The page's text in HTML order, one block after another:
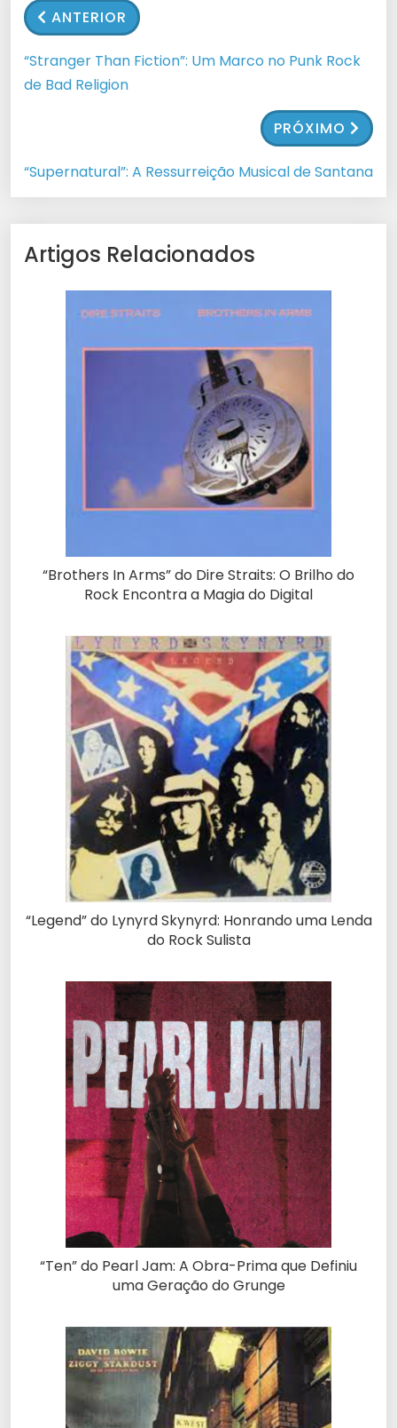
ANTERIOR
“Stranger Than Fiction”: Um Marco no Punk Rock
de Bad Religion
PRÓXIMO
“Supernatural”: A Ressurreição Musical de Santana
Artigos Relacionados
“Brothers In Arms” do Dire Straits: O Brilho do
Rock Encontra a Magia do Digital
“Legend” do Lynyrd Skynyrd: Honrando uma Lenda
do Rock Sulista
“Ten” do Pearl Jam: A Obra-Prima que Definiu
uma Geração do Grunge